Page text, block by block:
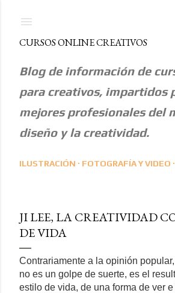
CURSOS ONLINE CREATIVOS
Blog de información de
para creativos, impartidos
mejores profesionales del
diseño y la creatividad.
ILUSTRACIÓN FOTOGRAFÍA Y VIDEO
JI LEE, LA CREATIVIDAD
DE VIDA
Contrariamente a la opinión
no es un golpe de suerte, es el
estilo de vida, de una forma de ver